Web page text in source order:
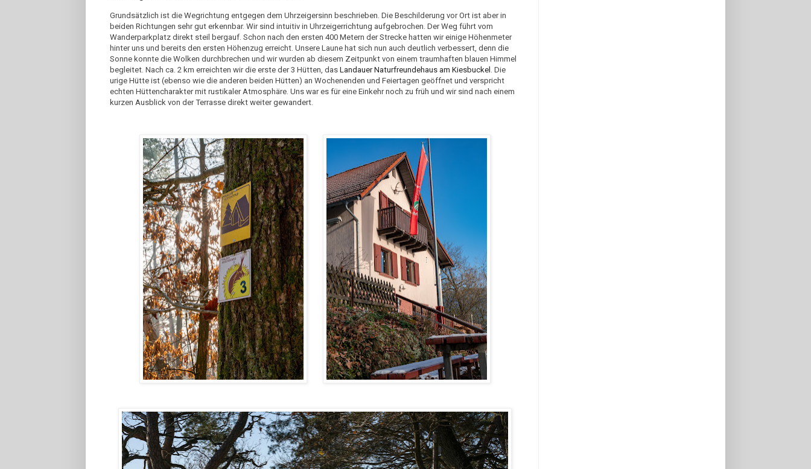
Grundsätzlich ist die Wegrichtung entgegen dem Uhrzeigersinn beschrieben. Die Beschilderung vor Ort ist aber in
beiden Richtungen sehr gut erkennbar. Wir sind intuitiv in Uhrzeigerrichtung aufgebrochen. Der Weg führt vom
Wanderparkplatz direkt steil bergauf. Schon nach den ersten 400 Metern der Strecke hatten wir einige Höhenmeter
hinter uns und bereits den ersten Höhenzug erreicht. Unsere Laune hat sich nun auch deutlich verbessert, denn die
Sonne konnte die Wolken durchbrechen und wir wurden ab diesem Zeitpunkt von einem traumhaften blauen Himmel
begleitet. Nach ca. 2 km erreichten wir die erste der 3 Hütten, das Landauer Naturfreundehaus am Kiesbuckel . Die
urige Hütte ist (ebenso wie die anderen beiden Hütten) an Wochenenden und Feiertagen geöffnet und verspricht
echten Hüttencharakter mit rustikaler Atmosphäre. Uns war es für eine Einkehr noch zu früh und wir sind nach einem
kurzen Ausblick von der Terrasse direkt weiter gewandert.